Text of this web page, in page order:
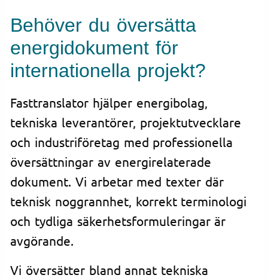
Behöver du översätta
energidokument för
internationella projekt?
Fasttranslator hjälper energibolag,
tekniska leverantörer, projektutvecklare
och industriföretag med professionella
översättningar av energirelaterade
dokument. Vi arbetar med texter där
teknisk noggrannhet, korrekt terminologi
och tydliga säkerhetsformuleringar är
avgörande.
Vi översätter bland annat tekniska